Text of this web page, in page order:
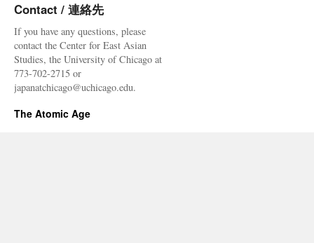
Contact / 連絡先
If you have any questions, please
contact the Center for East Asian
Studies, the University of Chicago at
773-702-2715 or
japanatchicago@uchicago.edu.
The Atomic Age